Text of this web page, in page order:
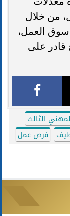
من خلال
سوق العمل،
قادر على
الثالث
فرص عمل